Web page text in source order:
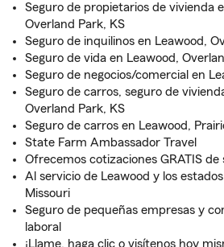
Seguro de propietarios de vivienda
Overland Park, KS
Seguro de inquilinos en Leawood,
Seguro de vida en Leawood,
Seguro de negocios/comercial en
Seguro de carros, seguro de
Overland Park, KS
Seguro de carros en Leawood,
State Farm Ambassador Travel
Ofrecemos cotizaciones GRATIS de
Al servicio de Leawood y los
Missouri
Seguro de pequeñas empresas y
laboral
¡Llame, haga clic o visítenos hoy